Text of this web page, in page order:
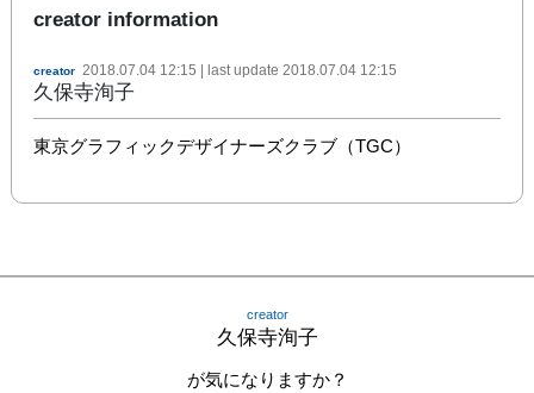
creator information
creator 2018.07.04 12:15 | last update 2018.07.04 12:15
久保寺洵子
東京グラフィックデザイナーズクラブ（TGC）
creator
久保寺洵子
が気になりますか？